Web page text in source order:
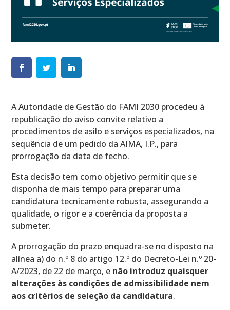
A Autoridade de Gestão do FAMI 2030 procedeu à
republicação do aviso convite relativo a
procedimentos de asilo e serviços especializados, na
sequência de um pedido da AIMA, I.P., para
prorrogação da data de fecho.
Esta decisão tem como objetivo permitir que se
disponha de mais tempo para preparar uma
candidatura tecnicamente robusta, assegurando a
qualidade, o rigor e a coerência da proposta a
submeter.
A prorrogação do prazo enquadra-se no disposto na
alínea a) do n.º 8 do artigo 12.º do Decreto-Lei n.º 20-
A/2023, de 22 de março, e não introduz quaisquer
alterações às condições de admissibilidade nem
aos critérios de seleção da candidatura.